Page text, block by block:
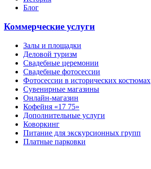
Блог
Коммерческие услуги
Залы и площадки
Деловой туризм
Свадебные церемонии
Свадебные фотосессии
Фотосессии в исторических костюмах
Сувенирные магазины
Онлайн-магазин
Кофейня «17 75»
Дополнительные услуги
Коворкинг
Питание для экскурсионных групп
Платные парковки